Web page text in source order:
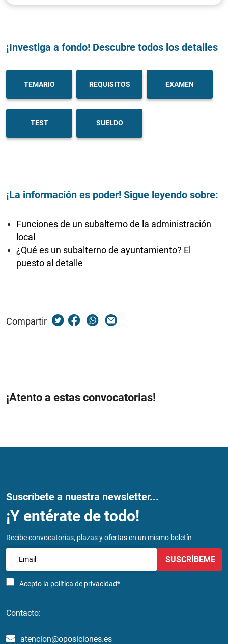
¡Investiga a fondo! Descubre todos los detalles
TEMARIO REQUISITOS EXAMEN
TEST SUELDO
¡La información es poder! Sigue leyendo sobre:
Funciones de un subalterno de la administración
local
¿Qué es un subalterno de ayuntamiento? El
puesto al detalle
Compartir
¡Atento a estas convocatorias!
Suscríbete a nuestra newsletter...
¡Y entérate de todo!
Recibe convocatorias, plazas y ofertas en un mismo boletín
Acepto la política de privacidad*
SUSCRÍBEME
Contacto:
atencion@oposiciones.es